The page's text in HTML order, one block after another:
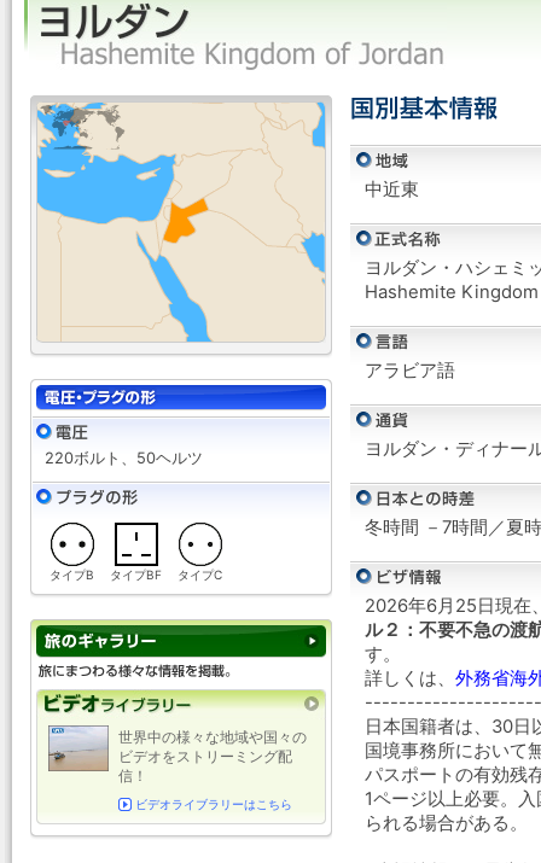
中近東
ヨルダン・ハシェミ
Hashemite
アラビア語
ヨルダン・ディナー
冬時間 －7時間／夏
2026年6月25日現在
ル２：不要不急の渡
す。
詳しくは、 外務省海
日本国籍者は、30日
国境事務所において
パスポートの有効残
1ページ以上必要。
られる場合がある。
220ボルト、50ヘルツ
タイプB タイプBF タイプC
世界中の様々な地域や国々の
ビデオをストリーミング配
信！
ビデオライブラリーはこちら